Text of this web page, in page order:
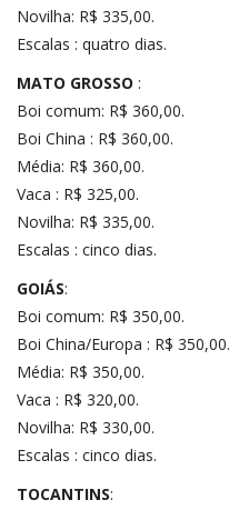
Novilha: R$ 335,00.
Escalas : quatro dias.
MATO GROSSO :
Boi comum: R$ 360,00.
Boi China : R$ 360,00.
Média: R$ 360,00.
Vaca : R$ 325,00.
Novilha: R$ 335,00.
Escalas : cinco dias.
GOIÁS:
Boi comum: R$ 350,00.
Boi China/Europa : R$ 350,00.
Média: R$ 350,00.
Vaca : R$ 320,00.
Novilha: R$ 330,00.
Escalas : cinco dias.
TOCANTINS: